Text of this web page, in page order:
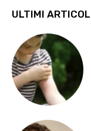
ULTIMI